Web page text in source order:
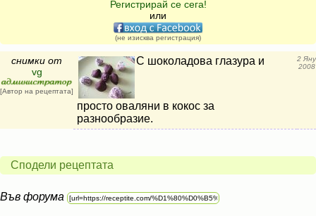
Регистрирай се сега!
или
(не изисква регистрация)
снимки от
vg
[Автор на рецептата]
С шоколадова глазура и
просто оваляни в кокос за
разнообразие.
2 Яну
2008
Сподели рецептата
Във форума